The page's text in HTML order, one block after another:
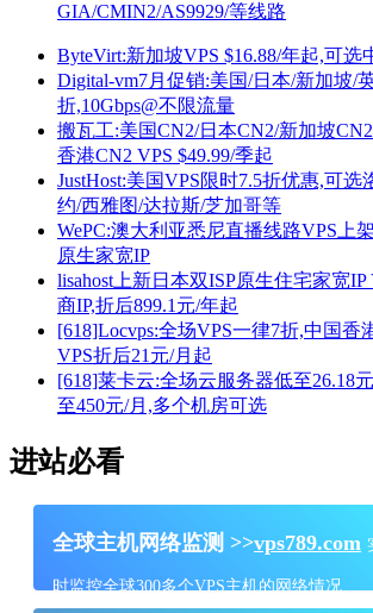
GIA/CMIN2/AS9929/等线路
ByteVirt:新加坡VPS $16.88/年起,可选
Digital-vm7月促销:美国/日本/新加坡/
折,10Gbps@不限流量
搬瓦工:美国CN2/日本CN2/新加坡
香港CN2 VPS $49.99/季起
JustHost:美国VPS限时7.5折优惠,可选
约/西雅图/达拉斯/芝加哥等
WePC:澳大利亚悉尼直播线路VPS上
原生家宽IP
lisahost上新日本双ISP原生住宅家宽
商IP,折后899.1元/年起
[618]Locvps:全场VPS一律7折,中国香
VPS折后21元/月起
[618]莱卡云:全场云服务器低至26.18
至450元/月,多个机房可选
进站必看
全球主机网络监测 >>vps789.com
时监控全球300多个VPS主机的网络情况